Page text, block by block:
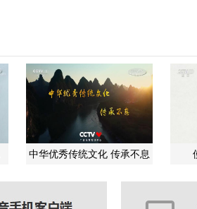
中华优秀传统文化 传承不息